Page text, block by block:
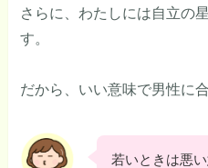
さらに、わたしには自立の
す。
だから、いい意味で男性に
若いときは悪